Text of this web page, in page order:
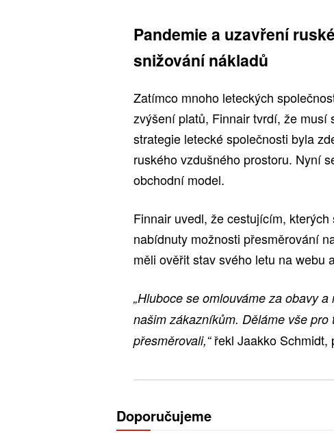
Pandemie a uzavření
snižování nákladů
Zatímco mnoho leteckých
zvýšení platů, Finnair tvrdí, že
strategie letecké společnosti byla
ruského vzdušného prostoru. Nyní
obchodní model.
Finnair uvedl, že cestujícím,
nabídnuty možnosti přesměrování
měli ověřit stav svého letu na webu
„Hluboce se omlouváme za obavy
našim zákazníkům. Děláme vše
přesměrovali,“řekl Jaakko Schmidt,
Doporučujeme